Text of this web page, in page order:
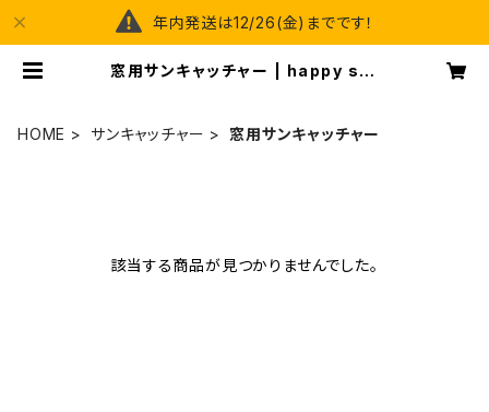
年内発送は12/26(金)までです！
窓用サンキャッチャー | happy spr
HOME サンキャッチャー 窓用サンキャッチャー
該当する商品が見つかりませんでした。